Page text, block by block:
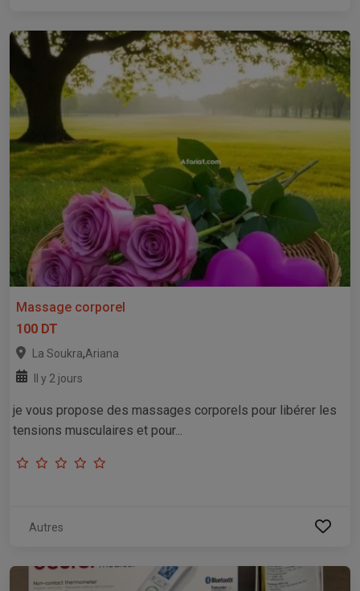
Massage corporel
100 DT
La Soukra,Ariana
Il y 2 jours
je vous propose des massages corporels pour libérer les
tensions musculaires et pour...
Autres